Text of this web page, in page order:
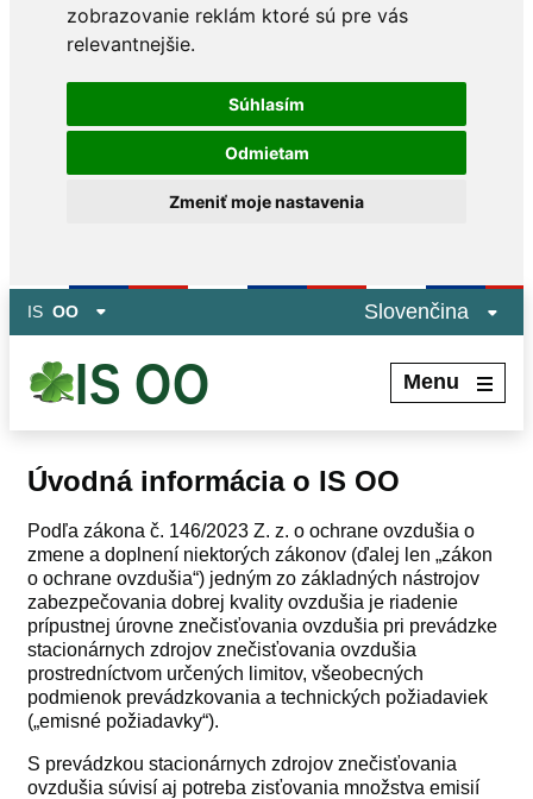
zobrazovanie reklám ktoré sú pre vás
relevantnejšie.
Súhlasím
Odmietam
Zmeniť moje nastavenia
Preskočiť na hlavný obsah
IS OO Slovenčina
Menu
Úvodná informácia o IS OO
Podľa zákona č. 146/2023 Z. z. o ochrane ovzdušia o
zmene a doplnení niektorých zákonov (ďalej len „zákon
o ochrane ovzdušia“) jedným zo základných nástrojov
zabezpečovania dobrej kvality ovzdušia je riadenie
prípustnej úrovne znečisťovania ovzdušia pri prevádzke
stacionárnych zdrojov znečisťovania ovzdušia
prostredníctvom určených limitov, všeobecných
podmienok prevádzkovania a technických požiadaviek
(„emisné požiadavky“).
S prevádzkou stacionárnych zdrojov znečisťovania
ovzdušia súvisí aj potreba zisťovania množstva emisií